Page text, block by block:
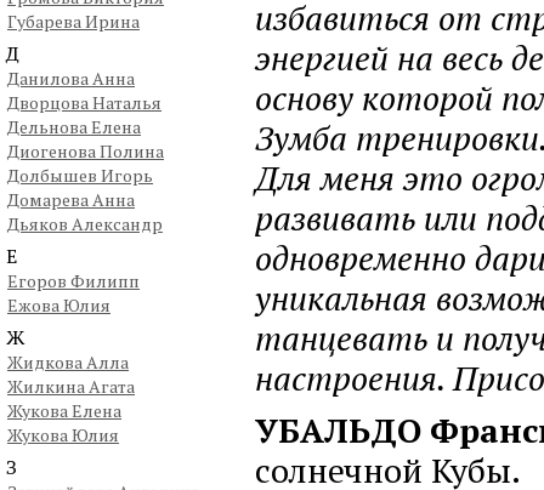
Губарева Ирина
Д
Данилова Анна
Дворцова Наталья
Дельнова Елена
Диогенова Полина
Долбышев Игорь
Домарева Анна
Дьяков Александр
Е
Егоров Филипп
Ежова Юлия
Ж
Жидкова Алла
Жилкина Агата
Жукова Елена
Жукова Юлия
З
избавиться от
энергией на весь
основу которой
Зумба
Для меня это
развивать или
одновременно
уникальная
танцевать и
настроения.
УБАЛЬДО
солнечной Кубы.